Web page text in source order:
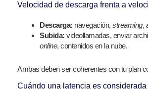
Velocidad de descarga frenta a
Descarga: navegación, streaming,
Subida: videollamadas, enviar
online, contenidos en la nube.
Ambas deben ser coherentes con tu plan
Cuándo una latencia es